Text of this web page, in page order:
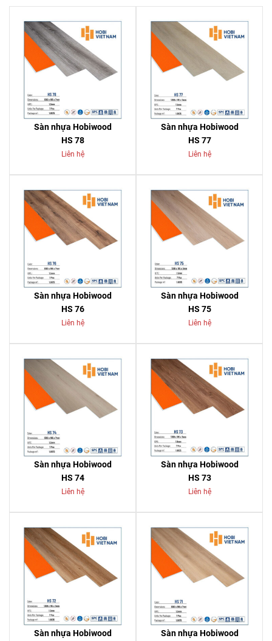
Sàn nhựa Hobiwood
HS 78
Liên hệ
Sàn nhựa Hobiwood
HS 77
Liên hệ
Sàn nhựa Hobiwood
HS 76
Liên hệ
Sàn nhựa Hobiwood
HS 75
Liên hệ
Sàn nhựa Hobiwood
HS 74
Liên hệ
Sàn nhựa Hobiwood
HS 73
Liên hệ
Sàn nhựa Hobiwood
Sàn nhựa Hobiwood